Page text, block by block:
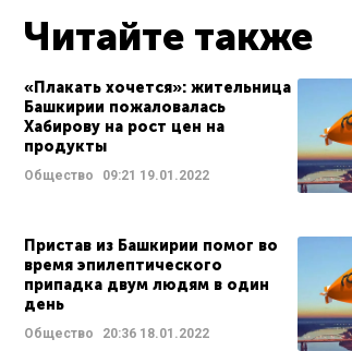
Читайте также
«Плакать хочется»: жительница
Башкирии пожаловалась
Хабирову на рост цен на
продукты
Общество 09:21 19.01.2022
Пристав из Башкирии помог во
время эпилептического
припадка двум людям в один
день
Общество 20:36 18.01.2022